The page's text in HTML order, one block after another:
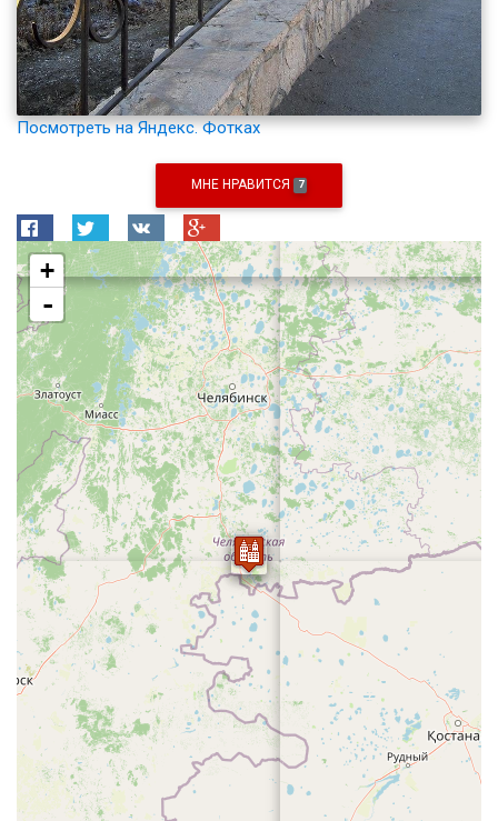
Посмотреть на Яндекс. Фотках
МНЕ НРАВИТСЯ 7
+
-